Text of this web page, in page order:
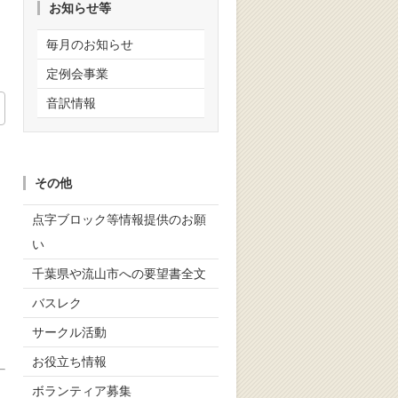
お知らせ等
毎月のお知らせ
定例会事業
音訳情報
その他
点字ブロック等情報提供のお願
い
千葉県や流山市への要望書全文
バスレク
サークル活動
お役立ち情報
ボランティア募集